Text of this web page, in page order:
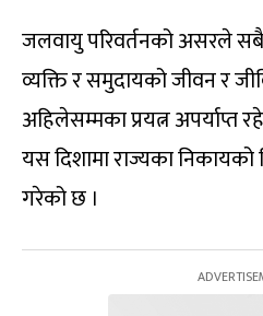
जलवायु परिवर्तनको असरले
व्यक्ति र समुदायको जीवन र
अहिलेसम्मका प्रयत्न अपर्याप्त
यस दिशामा राज्यका
गरेको छ ।